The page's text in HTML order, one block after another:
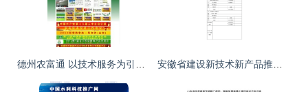
德州农富通 以技术服务为引擎，驱动现代农业高效发展 安徽省建设新技术新产品推广项目申请表——技术推广指南